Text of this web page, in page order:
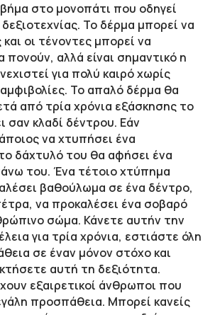
στο μονοπάτι που οδηγεί
Το δέρμα μπορεί να
και οι τένοντες μπορεί να
πονούν, αλλά είναι σημαντικό η
για πολύ καιρό χωρίς
Το απαλό δέρμα θα
από τρία χρόνια εξάσκησης το
σαν κλαδί δέντρου. Εάν
να χτυπήσει ένα
δάχτυλό του θα αφήσει ένα
του. Ένα τέτοιο χτύπημα
βαθούλωμα σε ένα δέντρο,
να προκαλέσει ένα σοβαρό
σώμα. Κάνετε αυτήν την
για τρία χρόνια, εστιάστε όλη
σε έναν μόνον στόχο και
αυτή τη δεξιότητα.
εξαιρετικοί άνθρωποι που
προσπάθεια. Μπορεί κανείς